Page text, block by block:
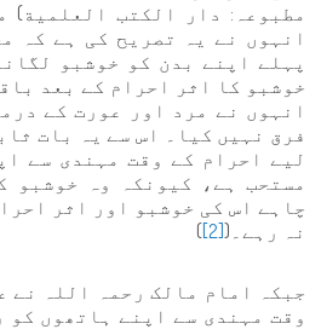
مطبوعہ: دار الكتب العلمية)
انہوں نے یہ تصریح کی ہے کہ
پہلے اپنے بدن کو خوشبو
خوشبو کا اثر احرام کے بعد
انہوں نے مرد اور عورت کے
فرق نہیں کیا۔ اس سے یہ بات
لیے احرام کے وقت مہندی سے
مستحب ہے، کیونکہ وہ خوشبو
چاہے اس کی خوشبو اور اثر
نہ رہے۔([2]
)
جبکہ امام مالک رحمہ اللہ نے
وقت مہندی سے اپنے ہاتھوں کو